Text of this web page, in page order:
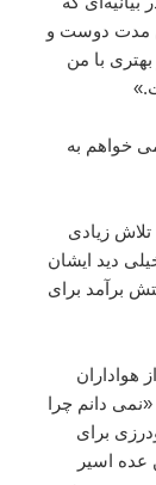
مدت دوست و
با من
خواهم به
تلاش زیادی
دید ایشان
برآمد برای
هواداران
دانم چرا
برای
عده اسیر